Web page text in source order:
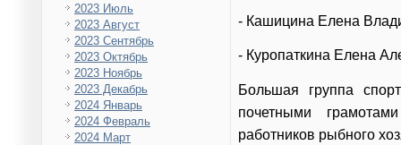
2023 Июль
2023 Август
2023 Сентябрь
2023 Октябрь
2023 Ноябрь
2023 Декабрь
2024 Январь
2024 Февраль
2024 Март
- Кашицина Елена
- Куропаткина Елена
Большая группа
почетными
работников рыбного